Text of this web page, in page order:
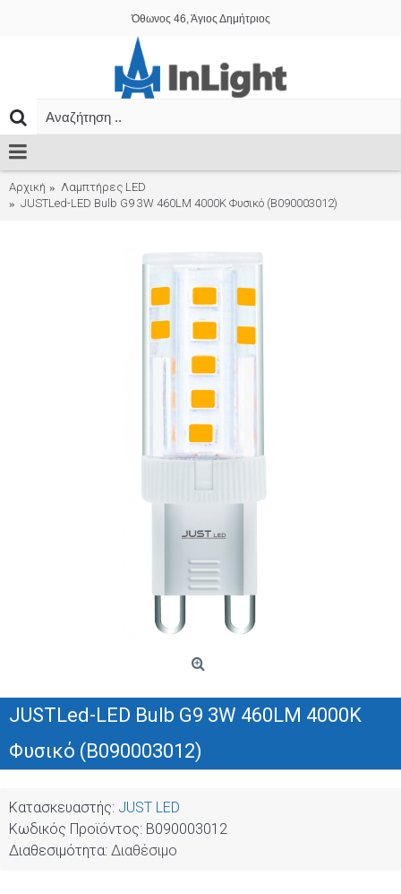
Όθωνος 46, Άγιος Δημήτριος
Αρχική
Λαμπτήρες LED
JUSTLed-LED Bulb G9 3W 460LM 4000K Φυσικό (B090003012)
JUSTLed-LED Bulb G9 3W 460LM 4000K
Φυσικό (B090003012)
Κατασκευαστής: JUST LED
Κωδικός Προϊόντος: B090003012
Διαθεσιμότητα: Διαθέσιμο